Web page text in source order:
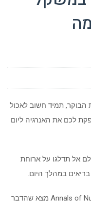
הבוקר, תמיד חשוב לאכול
לכם את האנרגיה ליום
אל תדלגו על ארוחת
במהלך היום.
מחקר שפורסם ב Annals of Nutrition & Metabolism מצא שהדבר